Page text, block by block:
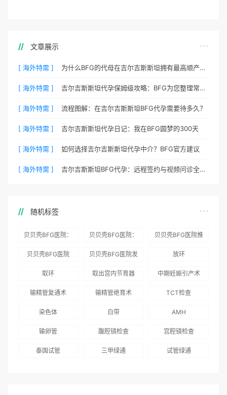
文章展示
[ 海外特需 ] 为什么BFG的代母在吉尔吉斯斯坦拥有最高顺产率？
[ 海外特需 ] 吉尔吉斯斯坦代孕保姆级攻略：BFG为您整理常见QA
[ 海外特需 ] 流程图解：在吉尔吉斯斯坦BFG代孕需要待多久？
[ 海外特需 ] 吉尔吉斯斯坦代孕日记：我在BFG圆梦的300天
[ 海外特需 ] 如何选择吉尔吉斯斯坦代孕中介？BFG官方建议
[ 海外特需 ] 吉尔吉斯斯坦BFG代孕：远程签约与视频问诊全流程
随机标签
贝贝壳BFG医院：
务
贝贝壳BFG医院：
术”和“法律支持”
贝贝壳BFG医院推
贝贝壳BFG医院
贝贝壳BFG医院发
国版）》
放环
取环 取出宫内节育器 中期妊娠引产术
输精管复通术 输精管绝育术 TCT检查
染色体 白带 AMH
输卵管 腹腔镜检查 宫腔镜检查
泰国试管 三甲绿通 试管绿通